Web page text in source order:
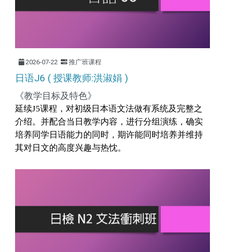
2026-07-22 推广班课程
日语J6 ( 授课教师:洪淑娟 )
《教学目标及特色》
延续J5课程，对初级日本语文法做有系统及完整之
介绍。并配合当日教学内容，进行分组演练，确实
培养同学日语能力的同时，期许能同时培养并维持
其对日文的高度兴趣与热忱。